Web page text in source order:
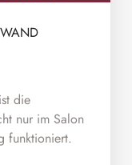
die
nur im Salon
funktioniert.